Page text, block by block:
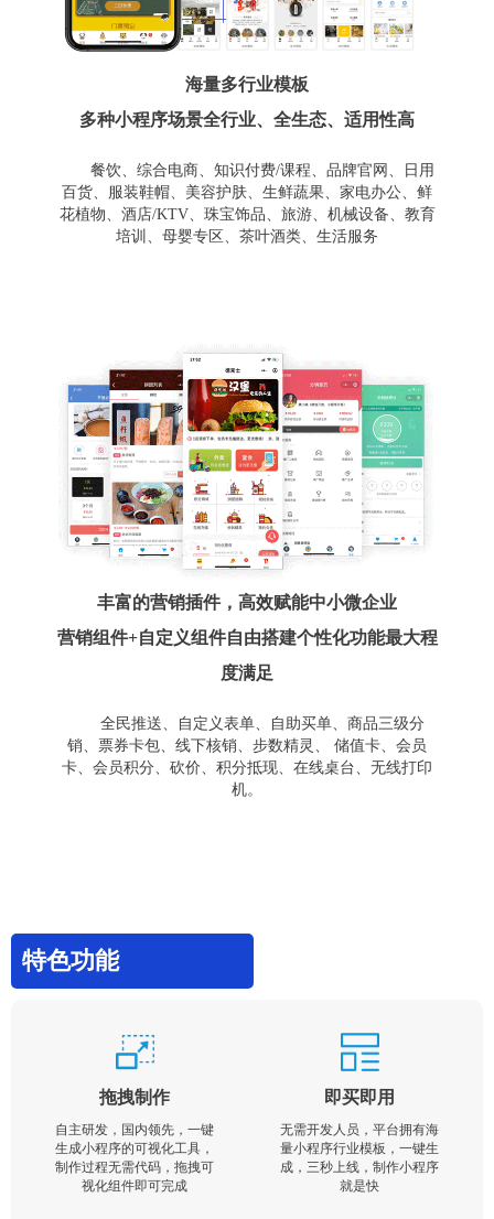
海量多行业模板
多种小程序场景全行业、全生态、适用性高
餐饮、综合电商、知识付费/课程、品牌官网、日用
百货、服装鞋帽、美容护肤、生鲜蔬果、家电办公、鲜
花植物、酒店/KTV、珠宝饰品、旅游、机械设备、教育
培训、母婴专区、茶叶酒类、生活服务
丰富的营销插件，高效赋能中小微企业
营销组件+自定义组件自由搭建个性化功能最大程
度满足
全民推送、自定义表单、自助买单、商品三级分
销、票券卡包、线下核销、步数精灵、 储值卡、会员
卡、会员积分、砍价、积分抵现、在线桌台、无线打印
机。
特色功能
拖拽制作
自主研发，国内领先，一键
生成小程序的可视化工具，
制作过程无需代码，拖拽可
视化组件即可完成
即买即用
无需开发人员，平台拥有海
量小程序行业模板，一键生
成，三秒上线，制作小程序
就是快